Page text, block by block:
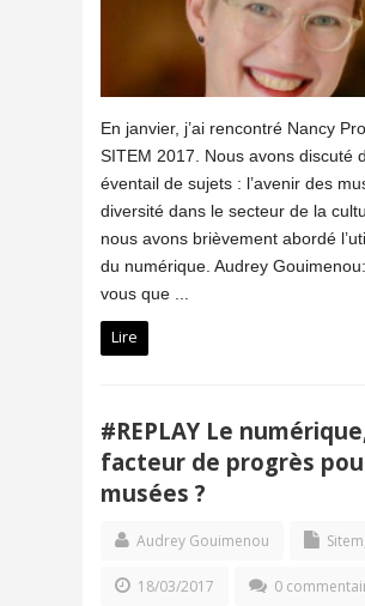
En janvier, j’ai rencontré Nancy
SITEM 2017. Nous avons discuté
éventail de sujets : l’avenir des
diversité dans le secteur de la
nous avons brièvement abordé
du numérique. Audrey
vous que ...
Lire
#REPLAY Le
facteur de progrès
musées ?
Audrey Gouimenou Sitem
18/03/2017 0